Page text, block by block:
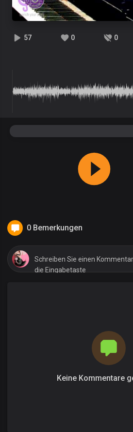
57 0 0
0 Bemerkungen
Keine Kommentare